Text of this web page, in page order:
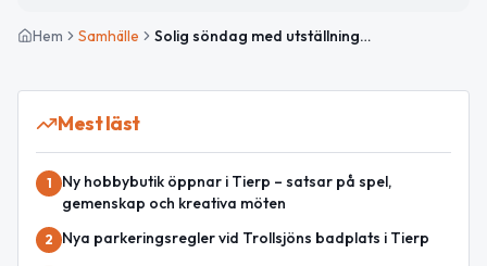
Hem Samhälle Solig söndag med utställning och fokus på biologisk mångfald
Mest läst
1
Ny hobbybutik öppnar i Tierp – satsar på spel,
gemenskap och kreativa möten
2 Nya parkeringsregler vid Trollsjöns badplats i Tierp